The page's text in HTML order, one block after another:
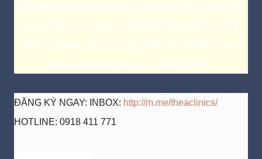
Sự kiện làm đẹp cùng chuyên gia quốc tế tiếp tục diễn
ra vào ngày 12/01/2019. Đặc biệt trong dịp năm mới
2019, Thea ưu đãi 50% cho khách VIP gói dịch vụ trẻ
hóa toàn diện 10 năm chỉ trong 60 phút.
ĐĂNG KÝ NGAY: INBOX: http://m.me/theaclinics/
HOTLINE: 0918 411 771